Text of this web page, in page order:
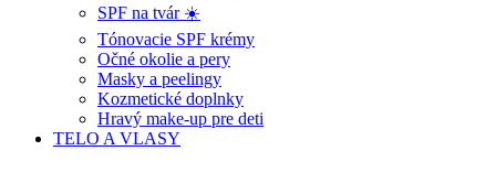
SPF na tvár ☀️
Tónovacie SPF krémy
Očné okolie a pery
Masky a peelingy
Kozmetické doplnky
Hravý make-up pre deti
TELO A VLASY